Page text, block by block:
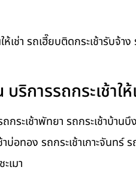
เช่า รถเฮี๊ยบติดกระเช้ารับ
การรถกระเช้าให้
กระเช้าพัทยา รถกระเช้าบ้า
บ่อทอง รถกระเช้าเกาะจันทร์
เมา